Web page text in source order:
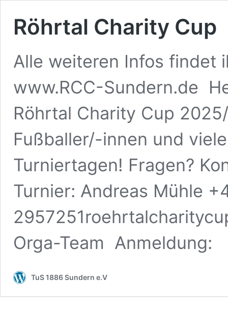
Röhrtal Charity Cup
Alle weiteren Infos
www.RCC-Sundern.de
Röhrtal Charity Cup
Fußballer/-innen und
Turniertagen! Fragen?
Turnier: Andreas Mühle
Orga-Team Anmeldung:
TuS 1886 Sundern e.V